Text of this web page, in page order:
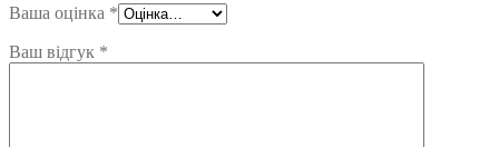
Ваша оцінка *
Ваш відгук *